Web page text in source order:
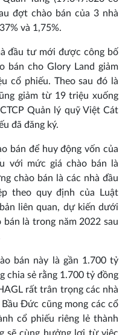
đợt chào bán của 3 nhà
và 1,75%.
đầu tư mới được công bố
bán cho Glory Land giảm
cổ phiếu. Theo sau đó là
giảm từ 19 triệu xuống
Quản lý quỹ Việt Cát
đã đăng ký.
bán để huy động vốn của
với mức giá chào bán là
chào bán là các nhà đầu
theo quy định của Luật
liên quan, dự kiến dưới
là trong năm 2022 sau
bán này là gần 1.700 tỷ
chia sẻ rằng 1.700 tỷ đồng
rất trân trọng các nhà
Đức cũng mong các cổ
cổ phiếu riêng lẻ thành
sẽ cùng hưởng lợi từ việc